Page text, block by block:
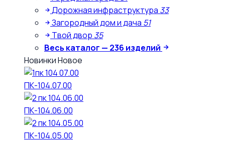
Дорожная инфраструктура 33
Загородный дом и дача 51
Твой двор 35
Весь каталог — 236 изделий
НовинкиНовое
ПК-104.07.00
ПК-104.06.00
ПК-104.05.00